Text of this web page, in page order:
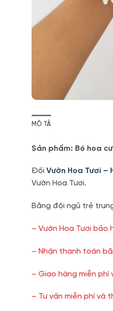
MÔ TẢ
Sản phẩm: Bó hoa
Đối Vườn Hoa Tươi –
Vườn Hoa Tươi.
Bằng đội ngủ trẻ
– Vườn Hoa Tươi
– Nhận thanh toán
– Giao hàng miễn phí
– Tư vấn miễn phí và